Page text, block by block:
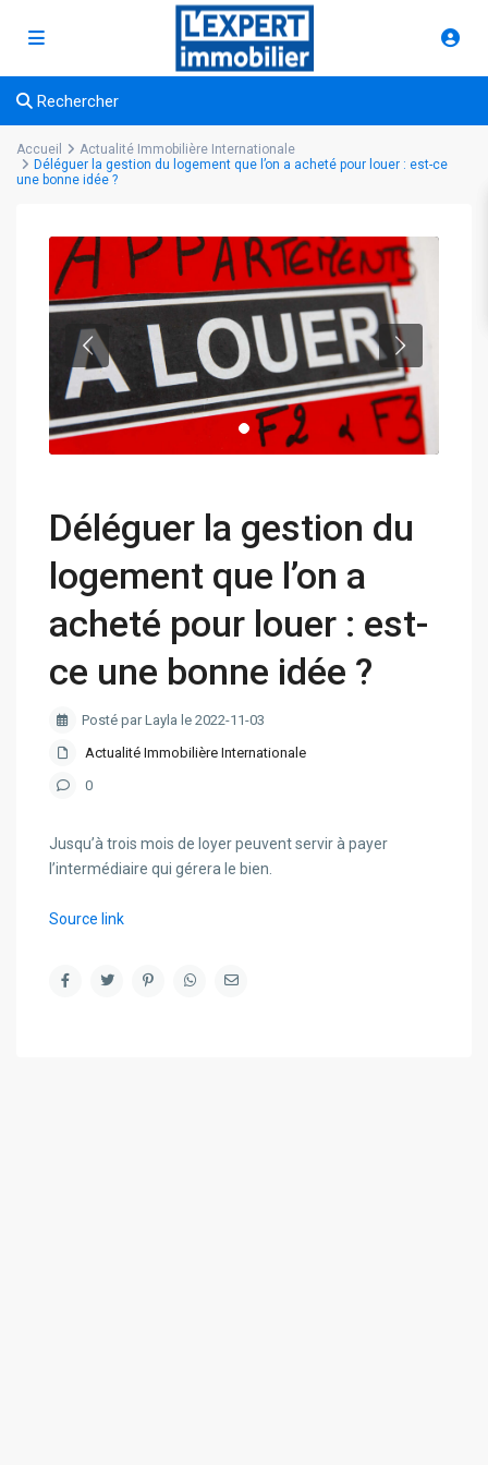
Rechercher
Accueil
Actualité Immobilière Internationale
Déléguer la gestion du logement que l’on a acheté pour louer : est-ce
une bonne idée ?
Déléguer la gestion du
logement que l’on a
acheté pour louer : est-
ce une bonne idée ?
Posté par Layla le 2022-11-03
Actualité Immobilière Internationale
0
Jusqu’à trois mois de loyer peuvent servir à payer
l’intermédiaire qui gérera le bien.
Source link